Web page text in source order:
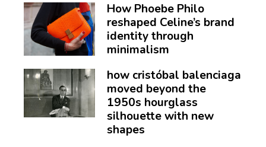
How Phoebe Philo
reshaped Celine’s brand
identity through
minimalism
how cristóbal balenciaga
moved beyond the
1950s hourglass
silhouette with new
shapes